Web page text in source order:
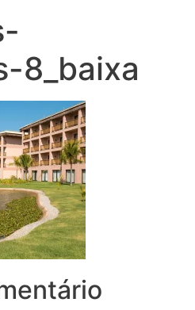
8_baixa